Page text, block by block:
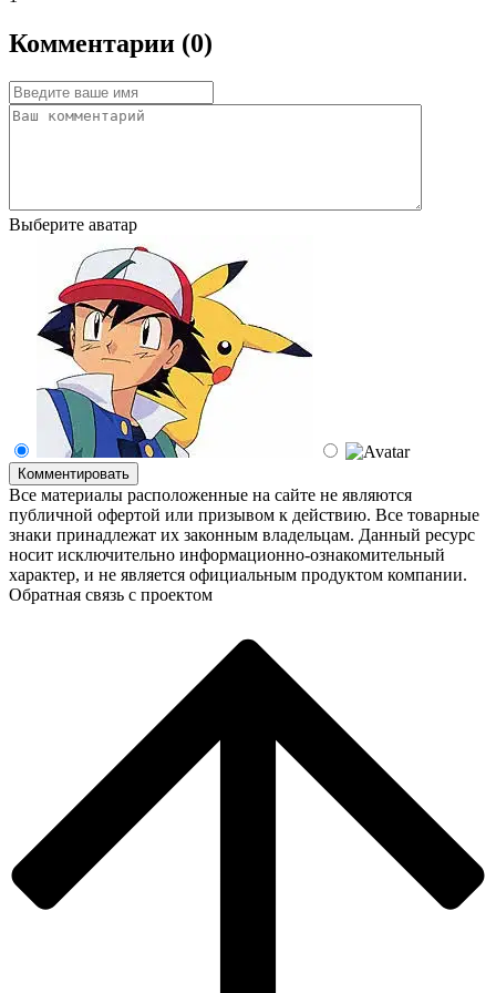
Комментарии (0)
Выберите аватар
Комментировать
Все материалы расположенные на сайте не являются
публичной офертой или призывом к действию. Все товарные
знаки принадлежат их законным владельцам. Данный ресурс
носит исключительно информационно-ознакомительный
характер, и не является официальным продуктом компании.
Обратная связь с проектом